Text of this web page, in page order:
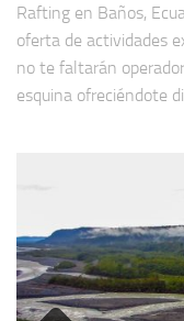
Rafting en Baños,
oferta de actividades
no te faltarán
esquina ofreciéndote